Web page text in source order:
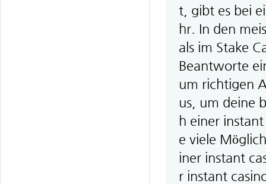
t, gibt es bei
hr. In den
als im Stake
Beantworte
um richtigen
us, um deine
h einer
e viele
iner instant
r instant